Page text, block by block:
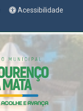
Acessibilidade